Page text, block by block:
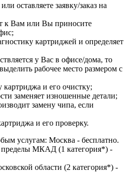
оставляете заявку/заказ на
к Вам или Вы приносите
картриджей и определяет
у Вас в офисе/дома, то
рабочее место размером с
картриджа и его очистку;
заменяет изношенные детали;
замену чипа, если
и его проверку.
услугам: Москва - бесплатно.
пределы МКАД (1 категория*) -
области (2 категория*) -